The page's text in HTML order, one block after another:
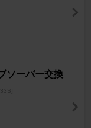
ソーバー交換